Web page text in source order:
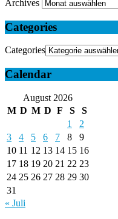
Archives
Categories
Categories
Calendar
August 2026
M D M D F S
S
1
2
3
4 5 6 7 8
9
10 11 12 13 14 15 16
17 18 19 20 21 22 23
24 25 26 27 28 29 30
31
« Juli